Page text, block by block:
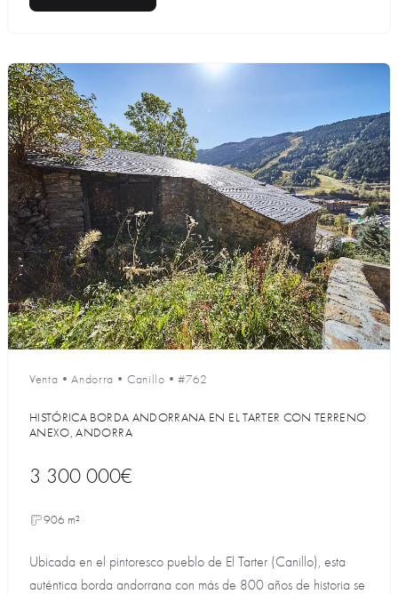
Venta •Andorra • Canillo •#762
HISTÓRICA BORDA ANDORRANA EN EL TARTER CON TERRENO
ANEXO, ANDORRA
3 300 000€
906 m²
Ubicada en el pintoresco pueblo de El Tarter (Canillo), esta
auténtica borda andorrana con más de 800 años de historia se